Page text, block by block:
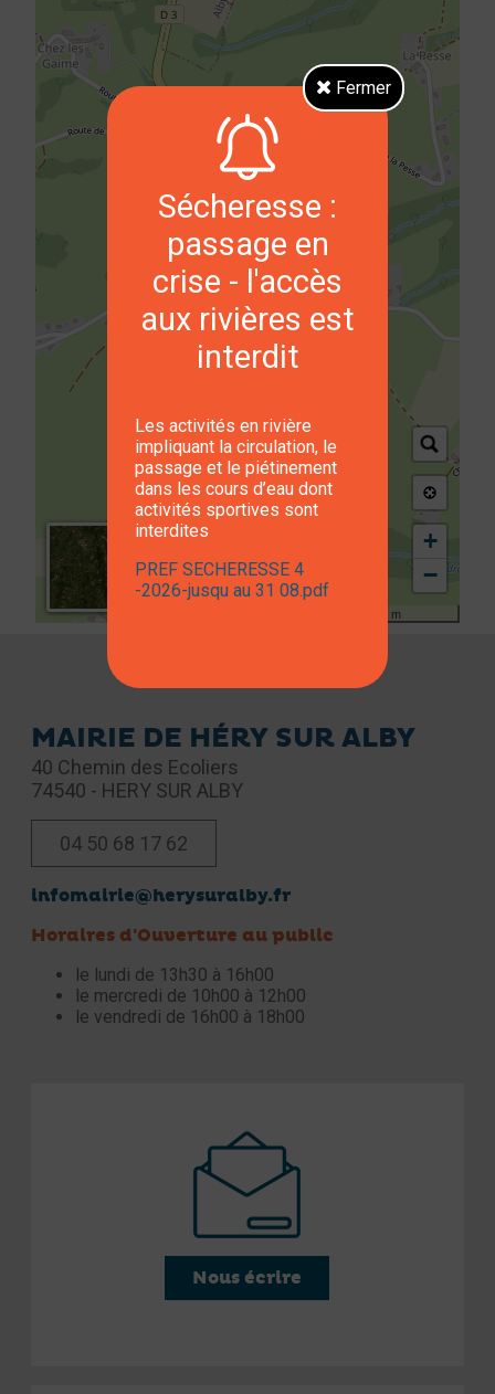
+
−
300 m
MAIRIE DE HÉRY SUR ALBY
40 Chemin des Ecoliers
74540 - HERY SUR ALBY
04 50 68 17 62
infomairie@herysuralby.fr
Horaires d'Ouverture au public
le lundi de 13h30 à 16h00
le mercredi de 10h00 à 12h00
le vendredi de 16h00 à 18h00
Nous écrire
Fermer
Sécheresse :
passage en
crise - l'accès
aux rivières est
interdit
Les activités en rivière
impliquant la circulation, le
passage et le piétinement
dans les cours d’eau dont
activités sportives sont
interdites
PREF SECHERESSE 4
-2026-jusqu au 31 08.pdf